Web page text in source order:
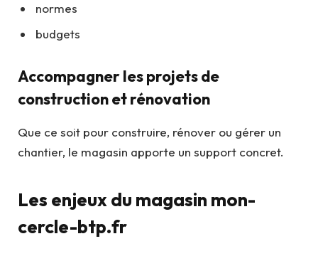
normes
budgets
Accompagner les projets de
construction et rénovation
Que ce soit pour construire, rénover ou gérer un
chantier, le magasin apporte un support concret.
Les enjeux du magasin mon-
cercle-btp.fr